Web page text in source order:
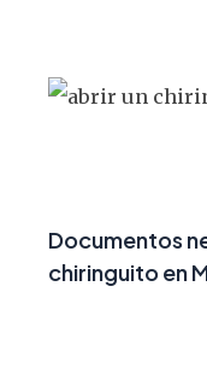
Documentos
chiringuito en